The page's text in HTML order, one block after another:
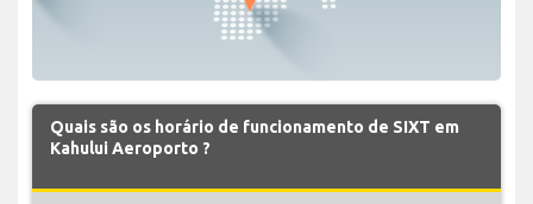
Quais são os horário de funcionamento de SIXT em
Kahului Aeroporto ?